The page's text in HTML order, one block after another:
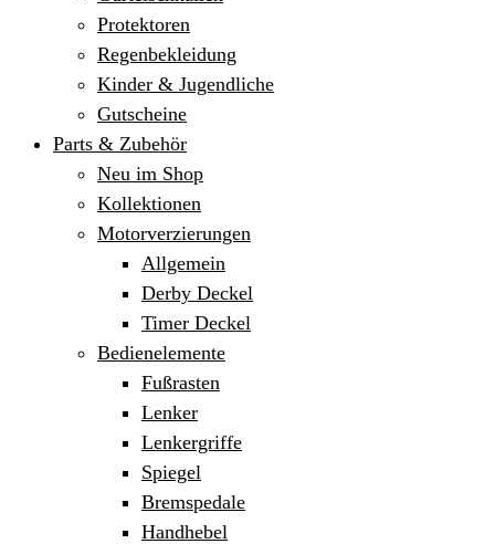
Protektoren
Regenbekleidung
Kinder & Jugendliche
Gutscheine
Parts & Zubehör
Neu im Shop
Kollektionen
Motorverzierungen
Allgemein
Derby Deckel
Timer Deckel
Bedienelemente
Fußrasten
Lenker
Lenkergriffe
Spiegel
Bremspedale
Handhebel